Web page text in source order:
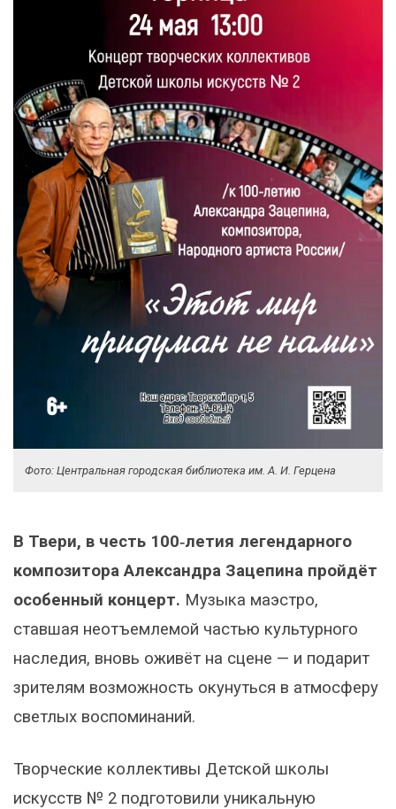
Фото: Центральная городская библиотека им. А. И. Герцена
В Твери, в честь 100‑летия легендарного
композитора Александра Зацепина пройдёт
особенный концерт. Музыка маэстро,
ставшая неотъемлемой частью культурного
наследия, вновь оживёт на сцене — и подарит
зрителям возможность окунуться в атмосферу
светлых воспоминаний.
Творческие коллективы Детской школы
искусств № 2 подготовили уникальную